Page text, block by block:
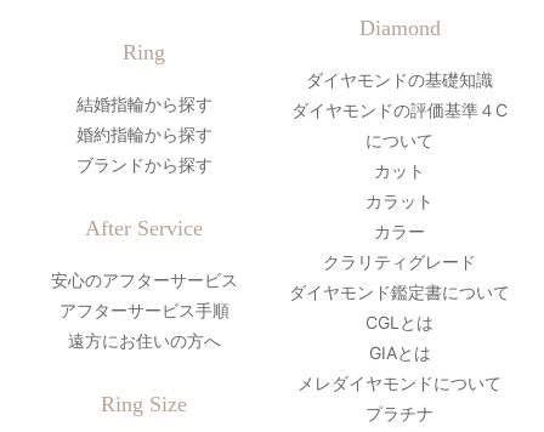
Ring
結婚指輪から探す
婚約指輪から探す
ブランドから探す
After Service
安心のアフターサービス
アフターサービス手順
遠方にお住いの方へ
Ring Size
Diamond
ダイヤモンドの基礎知識
ダイヤモンドの評価基準４C
について
カット
カラット
カラー
クラリティグレード
ダイヤモンド鑑定書について
CGLとは
GIAとは
メレダイヤモンドについて
プラチナ